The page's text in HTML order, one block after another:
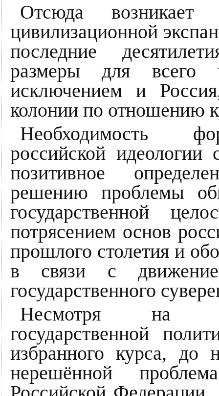
Отсюда возникает
цивилизационной
последние
размеры для всего
исключением и
колонии по отношению
Необходимость
российской
позитивное
решению проблемы
государственной
потрясением основ
прошлого столетия и
в связи с
государственного
Несмотря на
государственной
избранного курса, до
нерешённой